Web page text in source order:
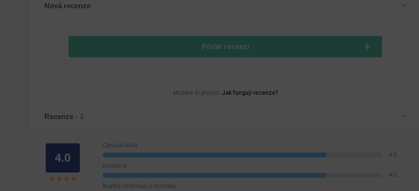
Nová recenze
Přidat recenzi
Můžete si přečíst: Jak fungují recenze?
Recenze - 1
4.0
Cena/Kvalita
4.0
Domluva
4.0
Kvalita informací v inzerátu